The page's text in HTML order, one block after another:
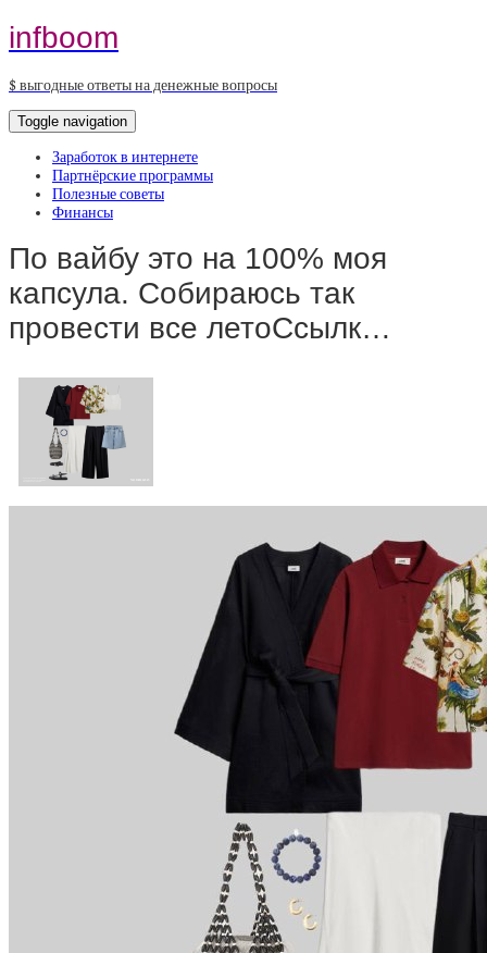
infboom
$ выгодные ответы на денежные вопросы
Toggle navigation
Заработок в интернете
Партнёрские программы
Полезные советы
Финансы
По вайбу это на 100% моя
капсула. Собираюсь так
провести все летоСсылк…